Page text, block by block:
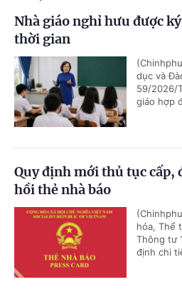
Nhà giáo nghỉ hưu được
thời gian
dục và
59/2026/
giáo hợp
Quy định mới thủ tục cấp,
hồi thẻ nhà báo
hóa, Thể
Thông tư
định chi